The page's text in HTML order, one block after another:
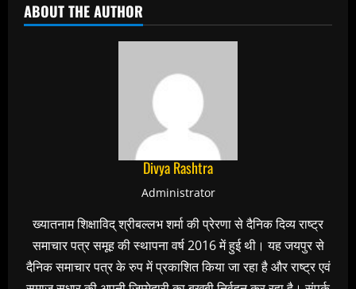
ABOUT THE AUTHOR
Divya Rashtra
Administrator
ख्यातनाम शिक्षाविद् श्रीबल्लभ शर्मा की प्रेरणा से दैनिक दिव्य राष्ट्र
समाचार पत्र समूह की स्थापना वर्ष 2016 में हुई थी। यह जयपुर से
दैनिक समाचार पत्र के रुप में प्रकाशित किया जा रहा है और राष्ट्र एवं